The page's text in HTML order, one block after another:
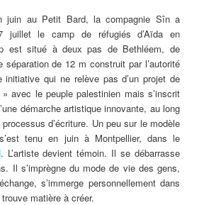
au Petit Bard, la compagnie Sîn a
juillet le camp de réfugiés d’Aïda en
est situé à deux pas de Bethléem, de
séparation de 12 m construit par l’autorité
initiative qui ne relève pas d’un projet de
avec le peuple palestinien mais s’inscrit
démarche artistique innovante, au long
d’écriture. Un peu sur le modèle
tenu en juin à Montpellier, dans le
. L’artiste devient témoin. Il se débarrasse
Il s’imprègne du mode de vie des gens,
s’immerge personnellement dans
matière à créer.